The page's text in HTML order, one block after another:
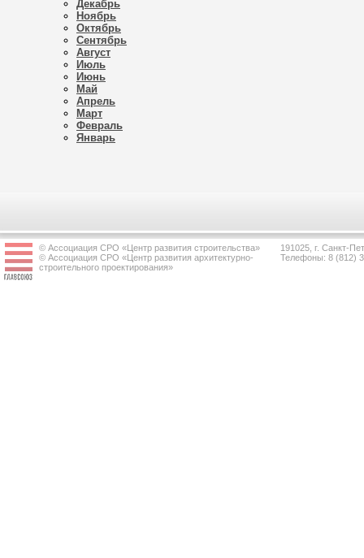
Декабрь
Ноябрь
Октябрь
Сентябрь
Август
Июль
Июнь
Май
Апрель
Март
Февраль
Январь
© Ассоциация СРО «Центр развития строительства»
© Ассоциация СРО «Центр развития архитектурно-
строительного проектирования»
191025, г. Санкт-
Телефоны: 8 (812)